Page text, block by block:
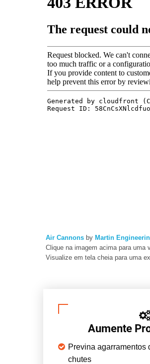
Air Cannons by Martin
Clique na imagem acima para uma
Visualize em tela cheia para uma
Aumente
Previna agarramentos
chutes